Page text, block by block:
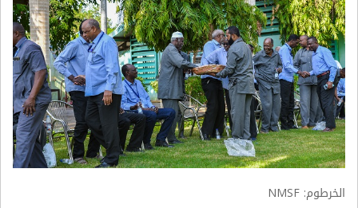
الخرطوم: NMSF